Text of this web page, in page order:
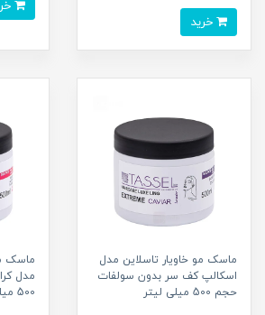
ماسک مو خاویار تاسلاین مدل
اسکالپ کف سر بدون سولفات
حجم 500 میلی لیتر
ماسک
مدل
500 میلی لیتر